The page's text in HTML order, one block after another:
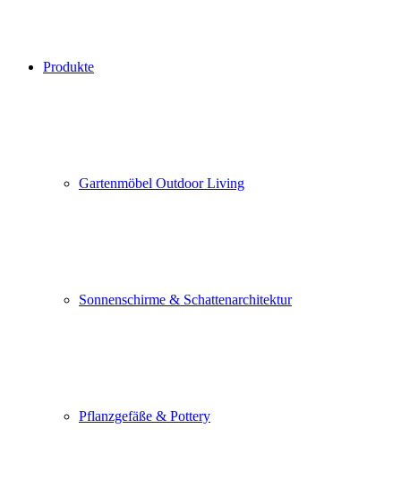
Produkte
Gartenmöbel Outdoor Living
Sonnenschirme & Schattenarchitektur
Pflanzgefäße & Pottery